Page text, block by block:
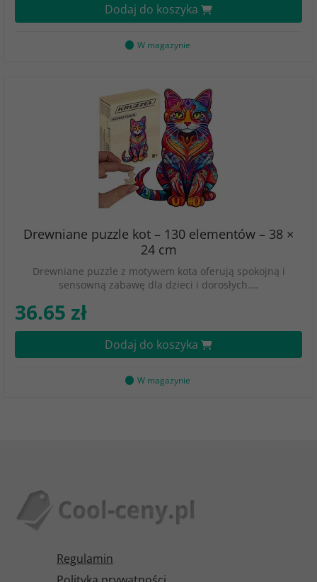
Dodaj do koszyka
W magazynie
Drewniane puzzle kot – 130 elementów – 38 ×
24 cm
Drewniane puzzle z motywem kota oferują spokojną i
sensowną zabawę dla dzieci i dorosłych.…
36.65 zł
Dodaj do koszyka
W magazynie
Regulamin